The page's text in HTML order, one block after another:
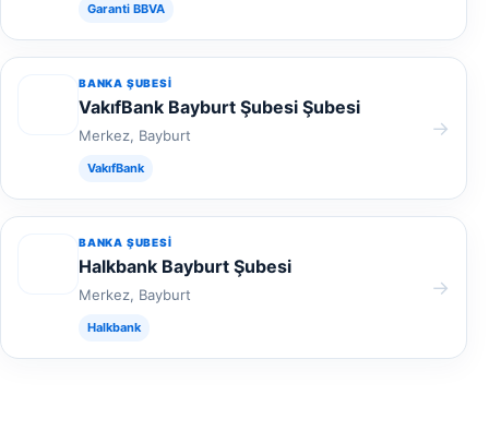
Garanti BBVA
BANKA ŞUBESI
VakıfBank Bayburt Şubesi Şubesi
Merkez, Bayburt
VakıfBank
→
BANKA ŞUBESI
Halkbank Bayburt Şubesi
Merkez, Bayburt
Halkbank
→